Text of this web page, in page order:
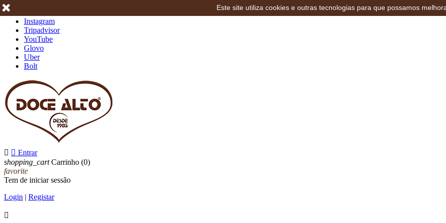
Instagram
Tripadvisor
YouTube
Glovo
Uber
Bolt
  Entrar
shopping_cart Carrinho (0)
favorite
Tem de iniciar sessão
Login | Registar

Este site utiliza cookies e outras tecnologias para que possamos